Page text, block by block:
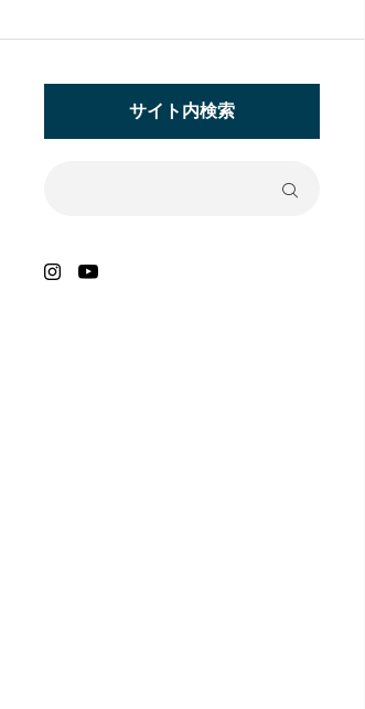
サイト内検索